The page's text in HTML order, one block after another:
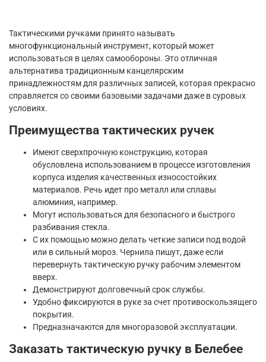
Тактическими ручками принято называть
многофункциональный инструмент, который может
использоваться в целях самообороны. Это отличная
альтернатива традиционным канцелярским
принадлежностям для различных записей, которая прекрасно
справляется со своими базовыми задачами даже в суровых
условиях.
Преимущества тактических ручек
Имеют сверхпрочную конструкцию, которая
обусловлена использованием в процессе изготовления
корпуса изделия качественных износостойких
материалов. Речь идет про металл или сплавы
алюминия, например.
Могут использоваться для безопасного и быстрого
разбивания стекла.
С их помощью можно делать четкие записи под водой
или в сильный мороз. Чернила пишут, даже если
перевернуть тактическую ручку рабочим элементом
вверх.
Демонстрируют долговечный срок службы.
Удобно фиксируются в руке за счет противоскользящего
покрытия.
Предназначаются для многоразовой эксплуатации.
Заказать тактическую ручку в Белебее